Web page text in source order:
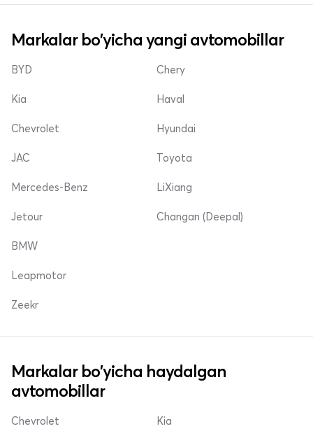
Markalar bo'yicha yangi avtomobillar
BYD
Kia
Chevrolet
Chery
Haval
Hyundai
JAC
Mercedes-Benz
Jetour
Toyota
LiXiang
Changan (Deepal)
BMW
Leapmotor
Zeekr
Markalar bo'yicha haydalgan
avtomobillar
Chevrolet Kia